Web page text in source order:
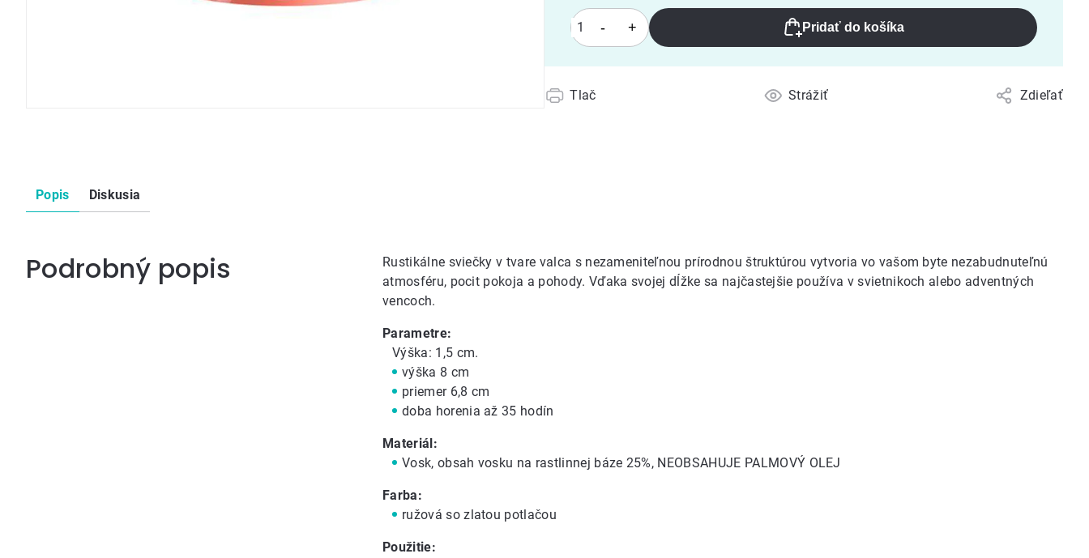
Pridať do košíka
Tlač Strážiť Zdieľať
Popis Diskusia
Podrobný popis
Rustikálne sviečky v tvare valca s nezameniteľnou prírodnou štruktúrou vytvoria vo vašom byte nezabudnuteľnú
atmosféru, pocit pokoja a pohody. Vďaka svojej dĺžke sa najčastejšie používa v svietnikoch alebo adventných
vencoch.
Parametre:
Výška: 1,5 cm.
výška 8 cm
priemer 6,8 cm
doba horenia až 35 hodín
Materiál:
Vosk, obsah vosku na rastlinnej báze 25%, NEOBSAHUJE PALMOVÝ OLEJ
Farba:
ružová so zlatou potlačou
Použitie: